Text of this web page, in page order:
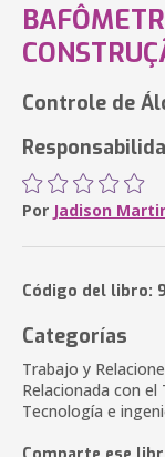
Controle de
Por Jadison
Código del libro:
Categorías
Trabajo y
Relacionada con el
Tecnología e